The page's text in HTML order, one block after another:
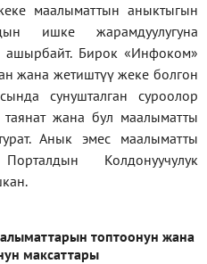
маалыматтын аныктыгын
ишке жарамдуулугуна
ашырбайт. Бирок «Инфоком»
жана жетиштүү жеке болгон
сунушталган суроолор
жана бул маалыматты
Анык эмес маалыматты
Колдонуучулук
топтоонун жана
максаттары